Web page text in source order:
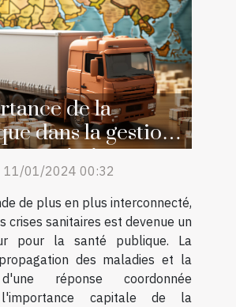
de la
dans la gestion
sanitaires
11/01/2024 00:32
de plus en plus interconnecté,
crises sanitaires est devenue un
pour la santé publique. La
des maladies et la
réponse coordonnée
l'importance capitale de la